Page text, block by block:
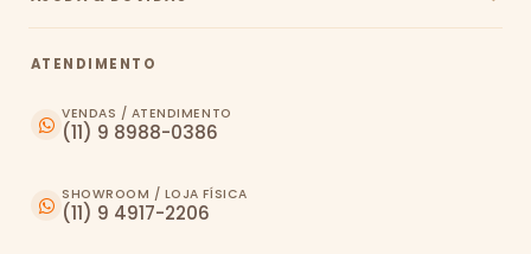
ATENDIMENTO
VENDAS / ATENDIMENTO
(11) 9 8988-0386
SHOWROOM / LOJA FÍSICA
(11) 9 4917-2206